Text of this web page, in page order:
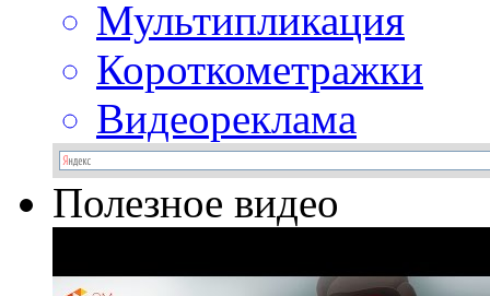
Мультипликация
Короткометражки
Видеореклама
Полезное видео